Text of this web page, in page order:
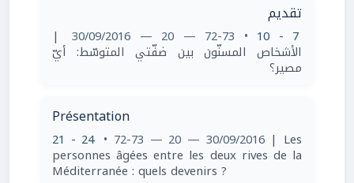
تقديم
7 - 10
• 72-73 — 20 — 30/09/2016
|
الأشخاص المسنّون بين ضفّتي المتوسّط: أيّ
مصير؟
Présentation
21 - 24 • 72-73 — 20 — 30/09/2016 | Les
personnes âgées entre les deux rives de la
Méditerranée : quels devenirs ?